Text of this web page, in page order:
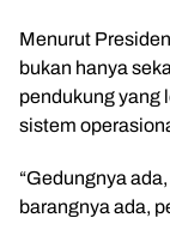
Menurut
bukan hanya
pendukung yang
sistem
“Gedungnya
barangnya ada,